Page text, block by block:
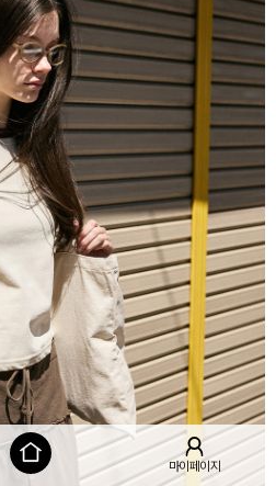
마이페이지